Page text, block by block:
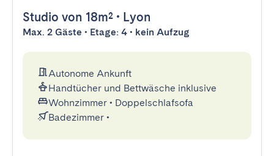
Studio von 18m² • Lyon
Max. 2 Gäste • Etage: 4 • kein Aufzug
Autonome Ankunft
Handtücher und Bettwäsche inklusive
Wohnzimmer • Doppelschlafsofa
Badezimmer •